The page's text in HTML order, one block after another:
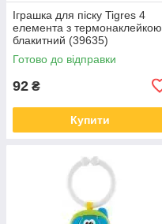
Іграшка для піску Tigres 4
елемента з термонаклейкою
блакитний (39635)
Готово до відправки
92 ₴
Купити